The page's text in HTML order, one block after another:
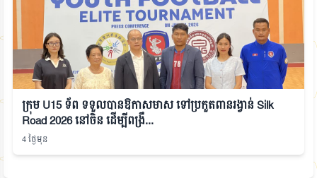
ក្រុម U15 ទ័ព ទទួលបានឱកាសមាស ទៅប្រកួតពានរង្វាន់ Silk
Road 2026 នៅចិន ដើម្បីពង្រឹ...
4 ថ្ងៃមុន